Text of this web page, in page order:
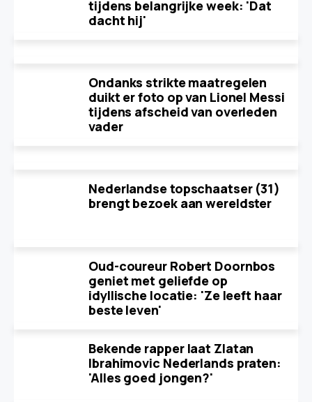
tijdens belangrijke week: 'Dat
dacht hij'
Ondanks strikte maatregelen
duikt er foto op van Lionel Messi
tijdens afscheid van overleden
vader
Nederlandse topschaatser (31)
brengt bezoek aan wereldster
Oud-coureur Robert Doornbos
geniet met geliefde op
idyllische locatie: 'Ze leeft haar
beste leven'
Bekende rapper laat Zlatan
Ibrahimovic Nederlands praten:
'Alles goed jongen?'